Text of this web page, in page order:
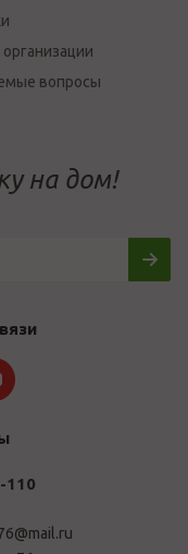
вопросы
на дом!
110